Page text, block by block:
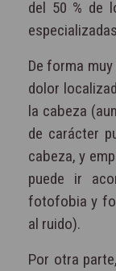
del 50 % de
De forma
dolor
la cabeza
de carácter
cabeza, y
puede ir
fotofobia y
al ruido).
Por otra